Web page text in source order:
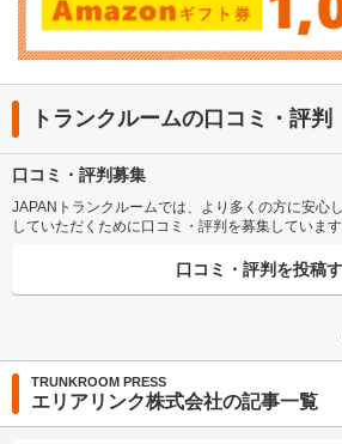
トランクルームの口コミ・評判
口コミ・評判募集
JAPANトランクルームでは、より多くの方に安心
していただくために口コミ・評判を募集しています
口コミ・評判を投稿
TRUNKROOM PRESS
エリアリンク株式会社の記事一覧